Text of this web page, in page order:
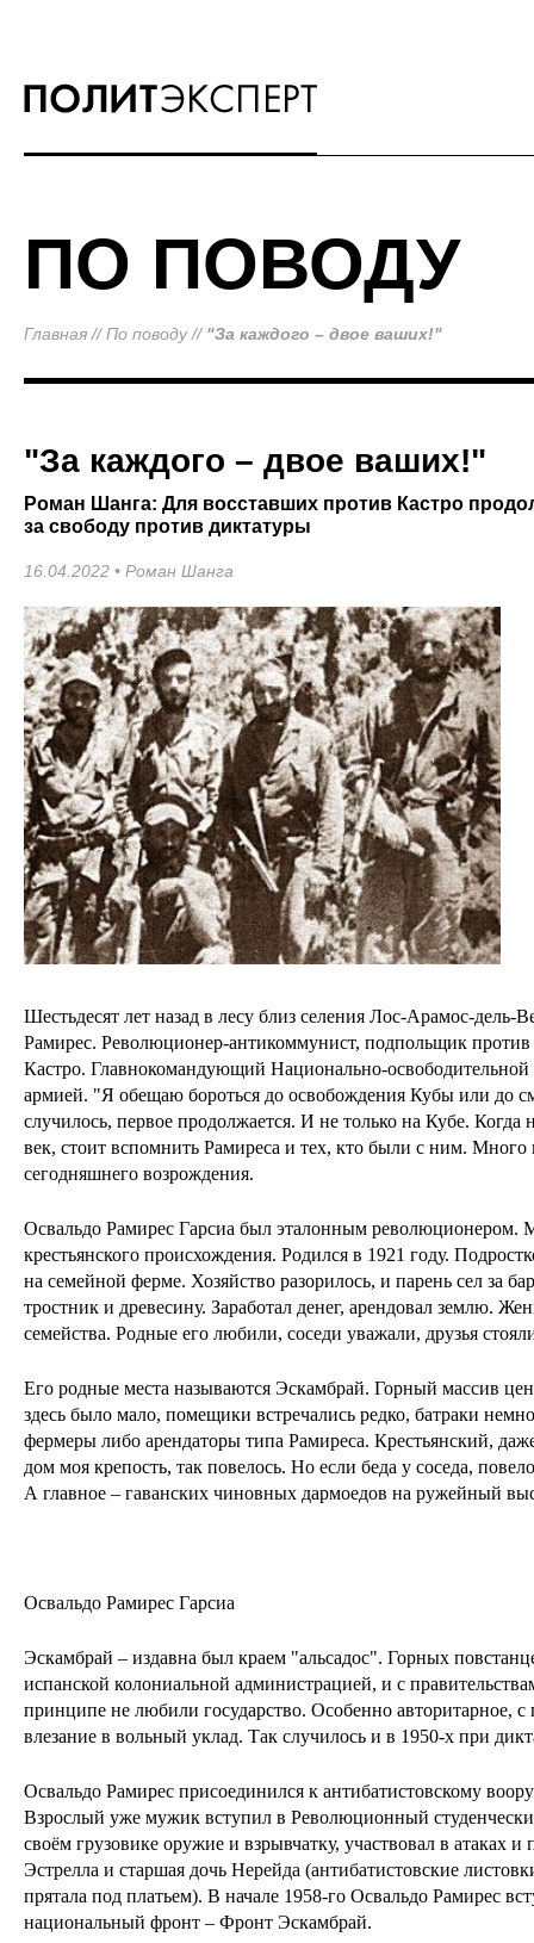
ПО ПОВОДУ
Главная //По поводу// "За каждого – двое ваших!"
"За каждого – двое ваших!"
Роман Шанга: Для восставших против Кастро
за свободу против диктатуры
16.04.2022 • Роман Шанга
Шестьдесят лет назад в лесу близ селения Лос-Арамос-дель-
Рамирес. Революционер-антикоммунист, подпольщик против
Кастро. Главнокомандующий Национально-освободительной
армией. "Я обещаю бороться до освобождения Кубы или до
случилось, первое продолжается. И не только на Кубе. Когда
век, стоит вспомнить Рамиреса и тех, кто были с ним.
сегодняшнего возрождения.
Освальдо Рамирес Гарсиа был эталонным революционером.
крестьянского происхождения. Родился в 1921 году.
на семейной ферме. Хозяйство разорилось, и парень сел за
тростник и древесину. Заработал денег, арендовал землю.
семейства. Родные его любили, соседи уважали, друзья
Его родные места называются Эскамбрай. Горный массив
здесь было мало, помещики встречались редко, батраки
фермеры либо арендаторы типа Рамиреса. Крестьянский,
дом моя крепость, так повелось. Но если беда у соседа,
А главное – гаванских чиновных дармоедов на ружейный
Освальдо Рамирес Гарсиа
Эскамбрай – издавна был краем "альсадос". Горных
испанской колониальной администрацией, и с
принципе не любили государство. Особенно авторитарное, с
влезание в вольный уклад. Так случилось и в 1950-х при
Освальдо Рамирес присоединился к антибатистовскому
Взрослый уже мужик вступил в Революционный
своём грузовике оружие и взрывчатку, участвовал в атаках и
Эстрелла и старшая дочь Нерейда (антибатистовские
прятала под платьем). В начале 1958-го Освальдо Рамирес
национальный фронт – Фронт Эскамбрай.